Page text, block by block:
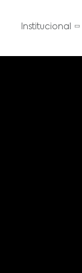
Institucional